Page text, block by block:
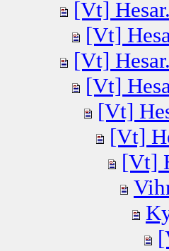
[Vt]
[Vt]
[Vt]
[Vt]
[Vt]
[Vt]
[Vt]